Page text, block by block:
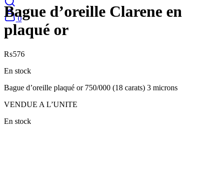
0
Bague d’oreille Clarene en
plaqué or
₨576
En stock
Bague d’oreille plaqué or 750/000 (18 carats) 3 microns
VENDUE A L’UNITE
En stock